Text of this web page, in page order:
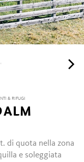
& RIFUGI
di quota nella zona
e soleggiata